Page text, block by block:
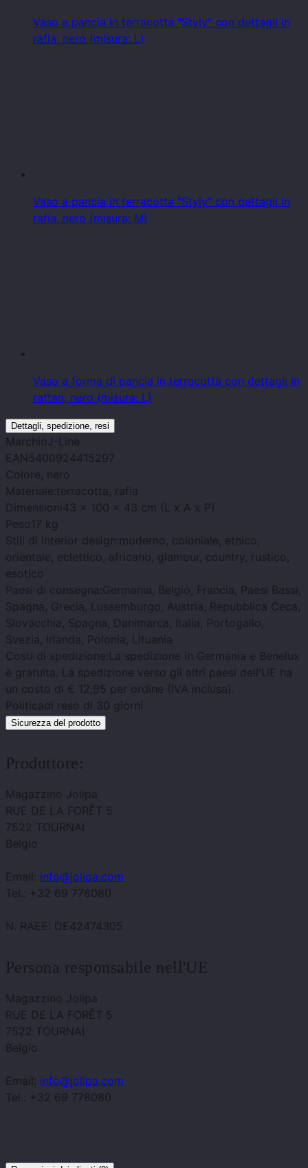
Vaso a pancia in terracotta "Styly" con dettagli in
rafia, nero (misura: L)
Vaso a pancia in terracotta "Styly" con dettagli in
rafia, nero (misura: M)
Vaso a forma di pancia in terracotta con dettagli in
rattan, nero (misura: L)
Dettagli, spedizione, resi
MarchioJ-Line
EAN 5400924415297
Colore, nero
Materiale:terracotta, rafia
Dimensioni 43 x 100 x 43 cm (L x A x P)
Peso17 kg
Stili di interior design:moderno, coloniale, etnico,
orientale, eclettico, africano, glamour, country, rustico,
esotico
Paesi di consegna:Germania, Belgio, Francia, Paesi Bassi,
Spagna, Grecia, Lussemburgo, Austria, Repubblica Ceca,
Slovacchia, Spagna, Danimarca, Italia, Portogallo,
Svezia, Irlanda, Polonia, Lituania
Costi di spedizione:La spedizione in Germania e Benelux
è gratuita. La spedizione verso gli altri paesi dell'UE ha
un costo di € 12,95 per ordine (IVA inclusa).
Politicadi reso di 30 giorni
Sicurezza del prodotto
Produttore:
Magazzino Jolipa
RUE DE LA FORÊT 5
7522 TOURNAI
Belgio
Email: info@jolipa.com
Tel.: +32 69 778080
N. RAEE: DE42474305
Persona responsabile nell'UE
Magazzino Jolipa
RUE DE LA FORÊT 5
7522 TOURNAI
Belgio
Email: info@jolipa.com
Tel.: +32 69 778080